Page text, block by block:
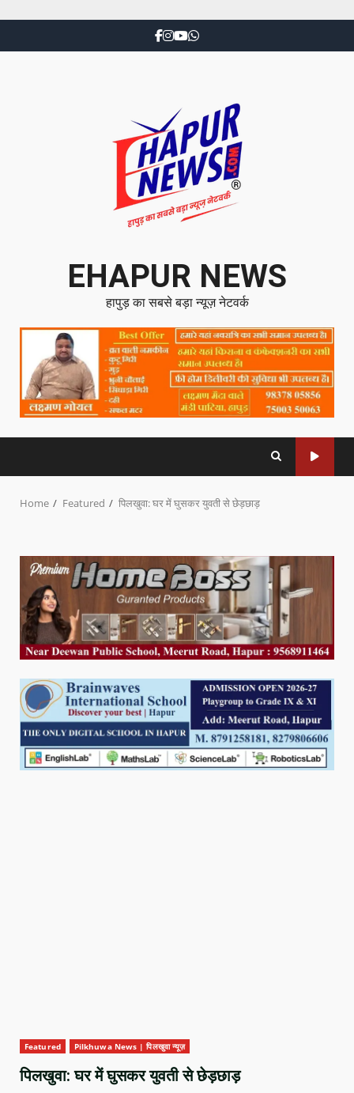
EHAPUR NEWS
हापुड़ का सबसे बड़ा न्यूज़ नेटवर्क
Home Featured पिलखुवा: घर में घुसकर युवती से छेड़छाड़
Featured Pilkhuwa News | पिलखुवा न्यूज़
पिलखुवा: घर में घुसकर युवती से छेड़छाड़